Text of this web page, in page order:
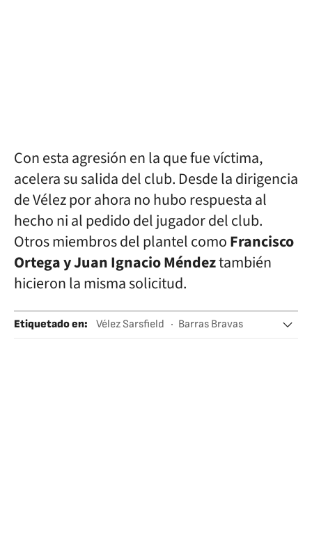
Con esta agresión en la que fue víctima,
acelera su salida del club. Desde la dirigencia
de Vélez por ahora no hubo respuesta al
hecho ni al pedido del jugador del club.
Otros miembros del plantel comoFrancisco
Ortega y Juan Ignacio Méndeztambién
hicieron la misma solicitud.
Etiquetado en: Vélez Sarsfield
Barras Bravas